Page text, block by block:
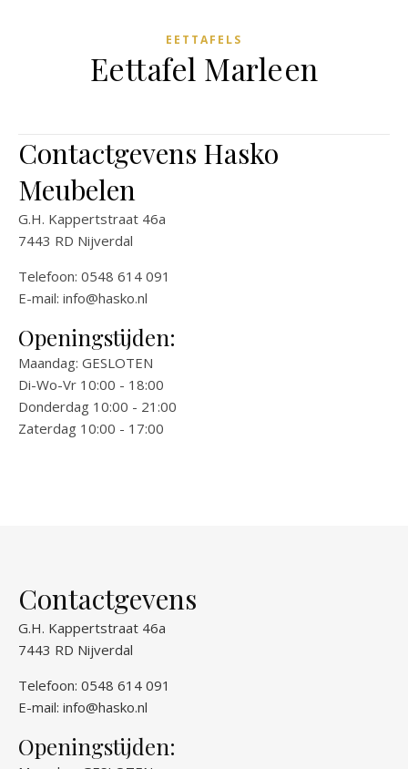
EETTAFELS
Eettafel Marleen
Contactgevens Hasko
Meubelen
G.H. Kappertstraat 46a
7443 RD Nijverdal
Telefoon: 0548 614 091
E-mail: info@hasko.nl
Openingstijden:
Maandag: GESLOTEN
Di-Wo-Vr 10:00 - 18:00
Donderdag 10:00 - 21:00
Zaterdag 10:00 - 17:00
Contactgevens
G.H. Kappertstraat 46a
7443 RD Nijverdal
Telefoon: 0548 614 091
E-mail: info@hasko.nl
Openingstijden: